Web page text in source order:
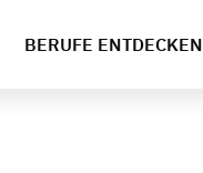
BERUFE ENTDECKEN